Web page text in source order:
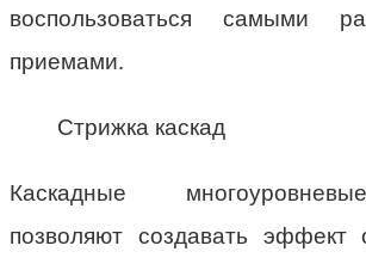
воспользоваться самыми
приемами.
Стрижка каскад
Каскадные
позволяют создавать